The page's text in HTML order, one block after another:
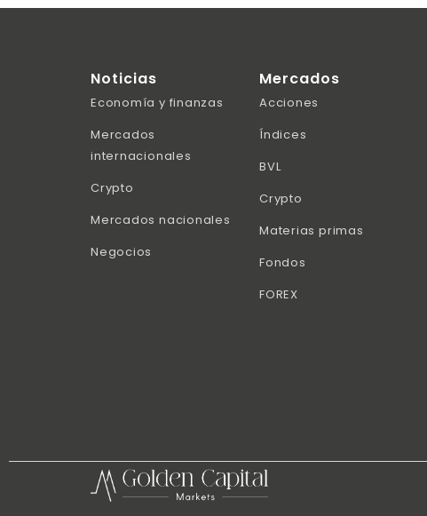
Noticias
Economía y finanzas
Mercados
internacionales
Crypto
Mercados nacionales
Negocios
Mercados
Acciones
Índices
BVL
Crypto
Materias primas
Fondos
FOREX